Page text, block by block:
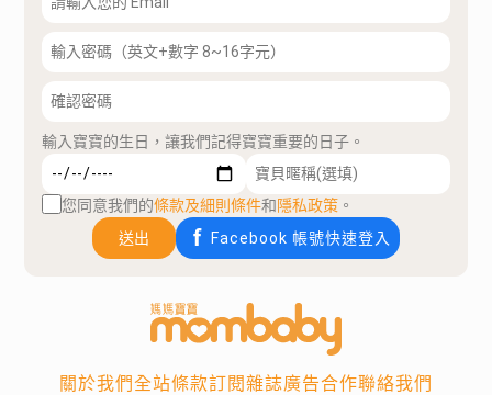
輸入寶寶的生日，讓我們記得寶寶重要的日子。
您同意我們的條款及細則條件和隱私政策 。
送出
Facebook 帳號快速登入
關於我們全站條款訂閱雜誌廣告合作聯絡我們